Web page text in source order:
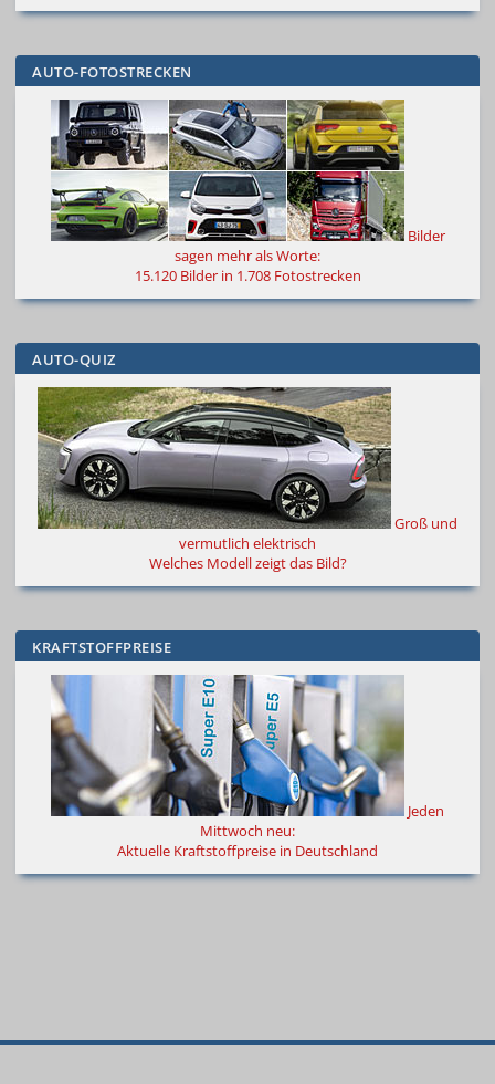
AUTO-FOTOSTRECKEN
Bilder
sagen mehr als Worte:
15.120 Bilder in 1.708 Fotostrecken
AUTO-QUIZ
Groß und
vermutlich elektrisch
Welches Modell zeigt das Bild?
KRAFTSTOFFPREISE
Jeden
Mittwoch neu:
Aktuelle Kraftstoffpreise in Deutschland